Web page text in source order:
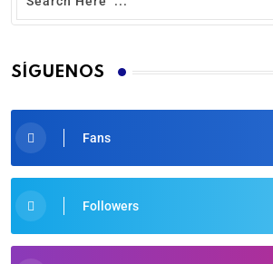
SÍGUENOS
Fans
Followers